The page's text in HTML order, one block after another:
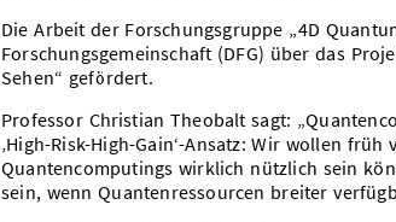
Die Arbeit der Forschungsgruppe „4D
Forschungsgemeinschaft (DFG) über das
Sehen“ gefördert.
Professor Christian Theobalt sagt:
‚High-Risk-High-Gain‘-Ansatz: Wir wollen
Quantencomputings wirklich nützlich sein
sein, wenn Quantenressourcen breiter